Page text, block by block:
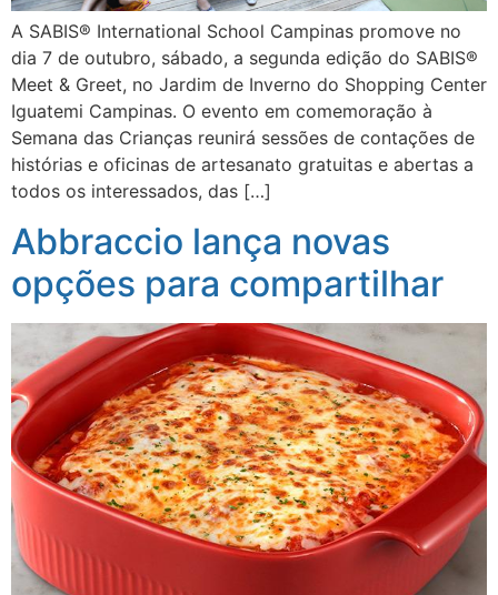
A SABIS®️ International School Campinas promove no
dia 7 de outubro, sábado, a segunda edição do SABIS®️
Meet & Greet, no Jardim de Inverno do Shopping Center
Iguatemi Campinas. O evento em comemoração à
Semana das Crianças reunirá sessões de contações de
histórias e oficinas de artesanato gratuitas e abertas a
todos os interessados, das […]
Abbraccio lança novas
opções para compartilhar